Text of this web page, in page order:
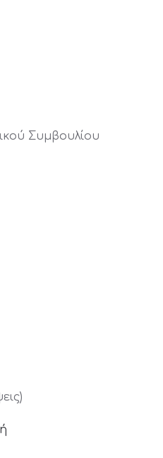
Συμβουλίου